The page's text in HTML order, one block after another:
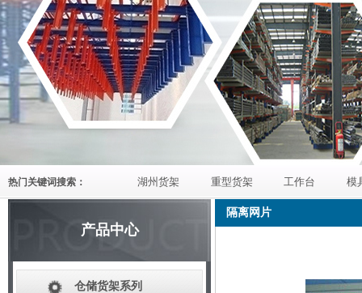
热门关键词搜索： 湖州货架 重型货架 工作台 模
隔离网片
产品中心
仓储货架系列